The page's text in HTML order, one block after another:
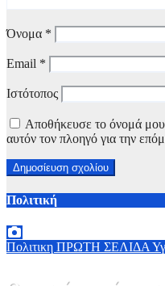
Όνομα *
Email *
Ιστότοπος
Αποθήκευσε το όνομά
αυτόν τον πλοηγό για την
Πολιτική
Πολιτικη ΠΡΩΤΗ ΣΕΛΙΔΑ